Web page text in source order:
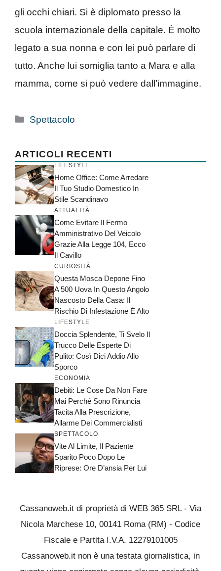
gli occhi chiari. Si è diplomato presso la
scuola internazionale della capitale. È molto
legato a sua nonna e con lei può parlare di
tutto. Anche lui somiglia tanto a Mara e alla
mamma, come si può vedere dall’immagine.
Categorie
Spettacolo
ARTICOLI RECENTI
LIFESTYLE
Home Office: Come Arredare
Il Tuo Studio Domestico In
Stile Scandinavo
ATTUALITÀ
Come Evitare Il Fermo
Amministrativo Del Veicolo
Grazie Alla Legge 104, Ecco
Il Cavillo
CURIOSITÀ
Questa Mosca Depone Fino
A 500 Uova In Questo Angolo
Nascosto Della Casa: Il
Rischio Di Infestazione È Alto
LIFESTYLE
Doccia Splendente, Ti Svelo Il
Trucco Delle Esperte Di
Pulito: Così Dici Addio Allo
Sporco
ECONOMIA
Debiti: Le Cose Da Non Fare
Mai Perché Sono Rinuncia
Tacita Alla Prescrizione,
Allarme Dei Commercialisti
SPETTACOLO
Vite Al Limite, Il Paziente
Sparito Poco Dopo Le
Riprese: Ore D’ansia Per Lui
Cassanoweb.it di proprietà di WEB 365 SRL - Via
Nicola Marchese 10, 00141 Roma (RM) - Codice
Fiscale e Partita I.V.A. 12279101005
Cassanoweb.it non è una testata giornalistica, in